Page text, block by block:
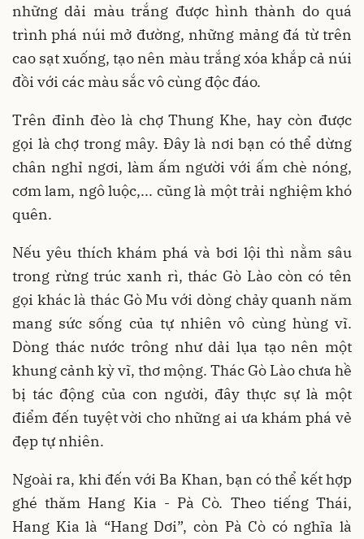
những dải màu trắng được hình thành do quá
trình phá núi mở đường, những mảng đá từ trên
cao sạt xuống, tạo nên màu trắng xóa khắp cả núi
đồi với các màu sắc vô cùng độc đáo.
Trên đỉnh đèo là chợ Thung Khe, hay còn được
gọi là chợ trong mây. Đây là nơi bạn có thể dừng
chân nghỉ ngơi, làm ấm người với ấm chè nóng,
cơm lam, ngô luộc,... cũng là một trải nghiệm khó
quên.
Nếu yêu thích khám phá và bơi lội thì nằm sâu
trong rừng trúc xanh rì, thác Gò Lào còn có tên
gọi khác là thác Gò Mu với dòng chảy quanh năm
mang sức sống của tự nhiên vô cùng hùng vĩ.
Dòng thác nước trông như dải lụa tạo nên một
khung cảnh kỳ vĩ, thơ mộng. Thác Gò Lào chưa hề
bị tác động của con người, đây thực sự là một
điểm đến tuyệt vời cho những ai ưa khám phá vẻ
đẹp tự nhiên.
Ngoài ra, khi đến với Ba Khan, bạn có thể kết hợp
ghé thăm Hang Kia - Pà Cò. Theo tiếng Thái,
Hang Kia là “Hang Dơi”, còn Pà Cò có nghĩa là